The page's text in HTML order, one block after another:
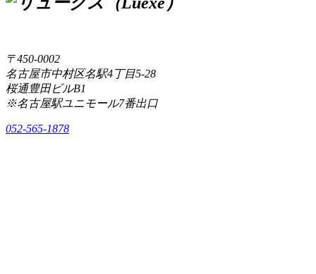
〒450-0002
名古屋市中村区名駅4丁目5-28
桜通豊田ビルB1
※名古屋駅ユニモール7番出口
052-565-1878